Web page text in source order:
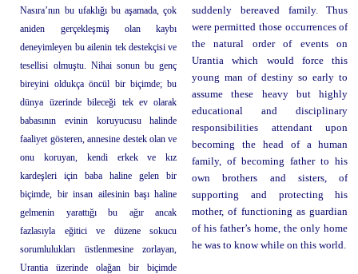
Nasıra’nın bu ufaklığı bu aşamada, çok
aniden gerçekleşmiş olan kaybı
deneyimleyen bu ailenin tek destekçisi ve
tesellisi olmuştu. Nihai sonun bu genç
bireyini oldukça öncül bir biçimde; bu
dünya üzerinde bileceği tek ev olarak
babasının evinin koruyucusu halinde
faaliyet gösteren, annesine destek olan ve
onu koruyan, kendi erkek ve kız
kardeşleri için baba haline gelen bir
biçimde, bir insan ailesinin başı haline
gelmenin yarattığı bu ağır ancak
fazlasıyla eğitici ve düzene sokucu
sorumlulukları üstlenmesine zorlayan,
Urantia üzerinde olağan bir biçimde
suddenly bereaved family. Thus
were permitted those occurrences of
the natural order of events on
Urantia which would force this
young man of destiny so early to
assume these heavy but highly
educational and disciplinary
responsibilities attendant upon
becoming the head of a human
family, of becoming father to his
own brothers and sisters, of
supporting and protecting his
mother, of functioning as guardian
of his father’s home, the only home
he was to know while on this world.